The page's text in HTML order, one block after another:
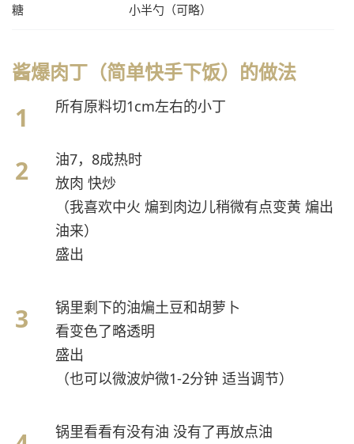
糖 小半勺（可略）
酱爆肉丁（简单快手下饭）的做法
所有原料切1cm左右的小丁
油7，8成热时
放肉 快炒
（我喜欢中火 煸到肉边儿稍微有点变黄 煸出
油来）
盛出
锅里剩下的油煸土豆和胡萝卜
看变色了略透明
盛出
（也可以微波炉微1-2分钟 适当调节）
锅里看看有没有油 没有了再放点油